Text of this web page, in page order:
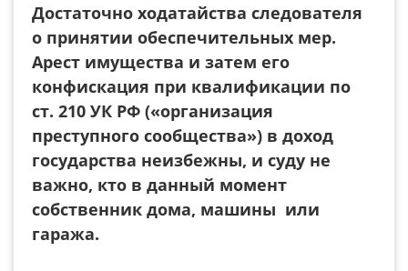
Достаточно ходатайства следователя
о принятии обеспечительных мер.
Арест имущества и затем его
конфискация при квалификации по
ст. 210 УК РФ («организация
преступного сообщества») в доход
государства неизбежны, и суду не
важно, кто в данный момент
собственник дома, машины или
гаража.